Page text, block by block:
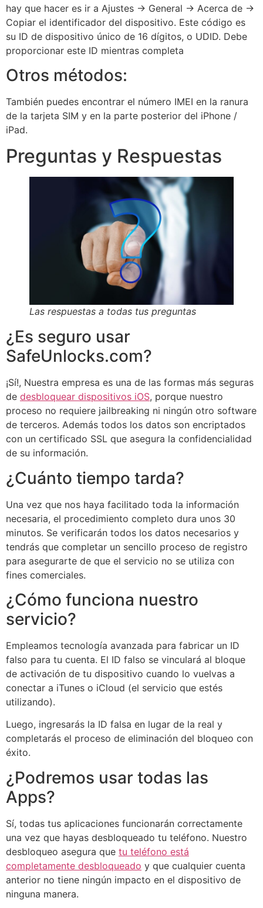
hay que hacer es ir a Ajustes -> General -> Acerca de ->
Copiar el identificador del dispositivo. Este código es
su ID de dispositivo único de 16 dígitos, o UDID. Debe
proporcionar este ID mientras completa
Otros métodos:
También puedes encontrar el número IMEI en la ranura
de la tarjeta SIM y en la parte posterior del iPhone /
iPad.
Preguntas y Respuestas
Las respuestas a todas tus preguntas
¿Es seguro usar
SafeUnlocks.com?
¡Sí!, Nuestra empresa es una de las formas más seguras
de desbloquear dispositivos iOS, porque nuestro
proceso no requiere jailbreaking ni ningún otro software
de terceros. Además todos los datos son encriptados
con un certificado SSL que asegura la confidencialidad
de su información.
¿Cuánto tiempo tarda?
Una vez que nos haya facilitado toda la información
necesaria, el procedimiento completo dura unos 30
minutos. Se verificarán todos los datos necesarios y
tendrás que completar un sencillo proceso de registro
para asegurarte de que el servicio no se utiliza con
fines comerciales.
¿Cómo funciona nuestro
servicio?
Empleamos tecnología avanzada para fabricar un ID
falso para tu cuenta. El ID falso se vinculará al bloque
de activación de tu dispositivo cuando lo vuelvas a
conectar a iTunes o iCloud (el servicio que estés
utilizando).
Luego, ingresarás la ID falsa en lugar de la real y
completarás el proceso de eliminación del bloqueo con
éxito.
¿Podremos usar todas las
Apps?
Sí, todas tus aplicaciones funcionarán correctamente
una vez que hayas desbloqueado tu teléfono. Nuestro
desbloqueo asegura que tu teléfono está
completamente desbloqueado y que cualquier cuenta
anterior no tiene ningún impacto en el dispositivo de
ninguna manera.